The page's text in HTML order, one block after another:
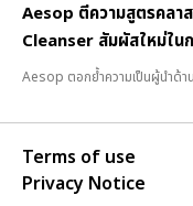
Aesop ตีความสูตรคล
Cleanser สัมผัสใหม่ใน
Aesop ตอกย้ำความเป็นผู้นำด้า
Terms of use
Privacy Notice